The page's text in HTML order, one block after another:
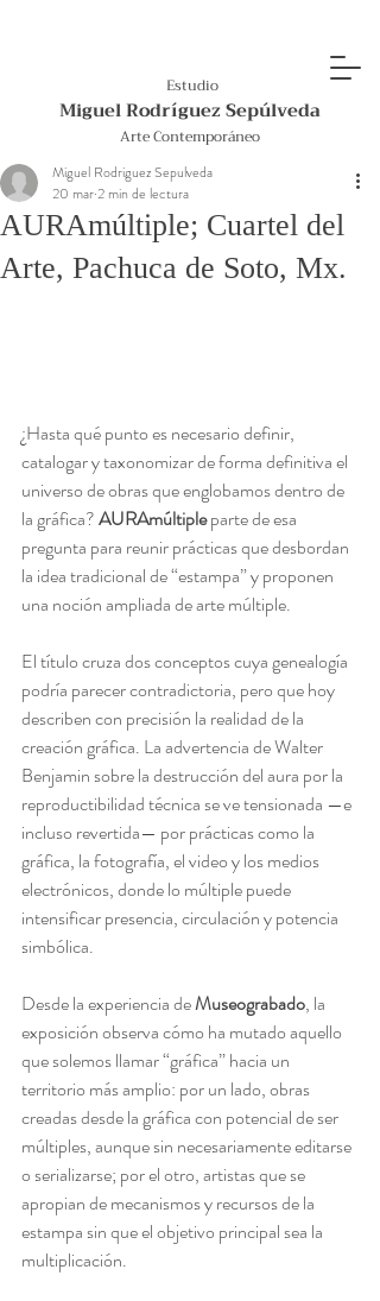
Estudio
Miguel Rodríguez Sepúlveda
Arte Contemporáneo
AURAmúltiple; Cuartel del
Arte, Pachuca de Soto, Mx.
Miguel Rodriguez Sepulveda
20 mar2 min de lectura
¿Hasta qué punto es necesario definir,
catalogar y taxonomizar de forma definitiva el
universo de obras que englobamos dentro de
la gráfica? AURAmúltiple parte de esa
pregunta para reunir prácticas que desbordan
la idea tradicional de “estampa” y proponen
una noción ampliada de arte múltiple.
El título cruza dos conceptos cuya genealogía
podría parecer contradictoria, pero que hoy
describen con precisión la realidad de la
creación gráfica. La advertencia de Walter
Benjamin sobre la destrucción del aura por la
reproductibilidad técnica se ve tensionada —e
incluso revertida— por prácticas como la
gráfica, la fotografía, el video y los medios
electrónicos, donde lo múltiple puede
intensificar presencia, circulación y potencia
simbólica.
Desde la experiencia de Museograbado, la
exposición observa cómo ha mutado aquello
que solemos llamar “gráfica” hacia un
territorio más amplio: por un lado, obras
creadas desde la gráfica con potencial de ser
múltiples, aunque sin necesariamente editarse
o serializarse; por el otro, artistas que se
apropian de mecanismos y recursos de la
estampa sin que el objetivo principal sea la
multiplicación.